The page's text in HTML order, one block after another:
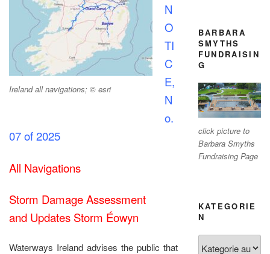
Ireland all navigations; © esri
N
O
TI
C
E,
N
o.
07 of 2025
All Navigations
Storm Damage Assessment
and Updates Storm Éowyn
Waterways Ireland advises the public that
BARBARA
SMYTHS
FUNDRAISIN
G
click picture to
Barbara Smyths
Fundraising Page
KATEGORIE
N